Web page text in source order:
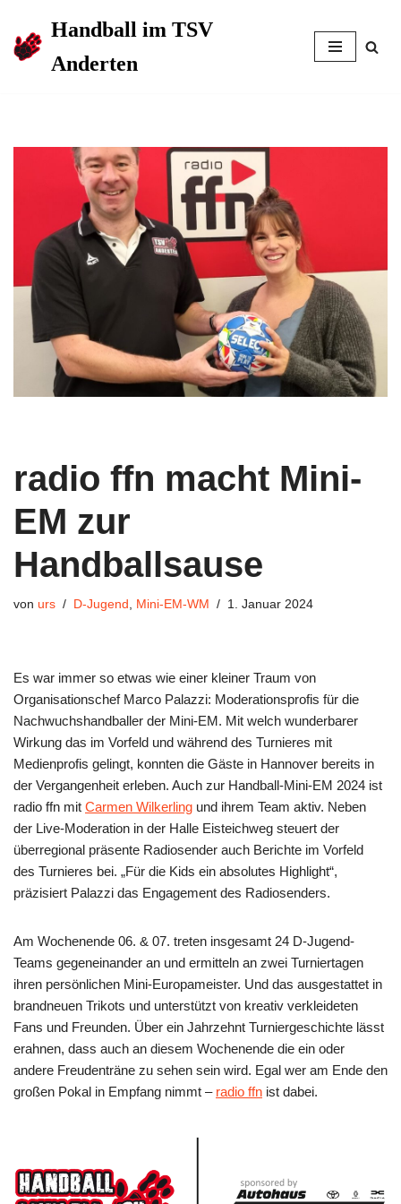
Zum
Handball im TSV
Anderten
radio ffn macht Mini-
EM zur
Handballsause
von urs D-Jugend Mini-EM-WM 1. Januar 2024
Es war immer so etwas wie einer kleiner Traum von
Organisationschef Marco Palazzi: Moderationsprofis für die
Nachwuchshandballer der Mini-EM. Mit welch wunderbarer
Wirkung das im Vorfeld und während des Turnieres mit
Medienprofis gelingt, konnten die Gäste in Hannover bereits in
der Vergangenheit erleben. Auch zur Handball-Mini-EM 2024 ist
radio ffn mit Carmen Wilkerling und ihrem Team aktiv. Neben
der Live-Moderation in der Halle Eisteichweg steuert der
überregional präsente Radiosender auch Berichte im Vorfeld
des Turnieres bei. „Für die Kids ein absolutes Highlight“,
präzisiert Palazzi das Engagement des Radiosenders.
Am Wochenende 06. & 07. treten insgesamt 24 D-Jugend-
Teams gegeneinander an und ermitteln an zwei Turniertagen
ihren persönlichen Mini-Europameister. Und das ausgestattet in
brandneuen Trikots und unterstützt von kreativ verkleideten
Fans und Freunden. Über ein Jahrzehnt Turniergeschichte lässt
erahnen, dass auch an diesem Wochenende die ein oder
andere Freudenträne zu sehen sein wird. Egal wer am Ende den
großen Pokal in Empfang nimmt – radio ffn ist dabei.